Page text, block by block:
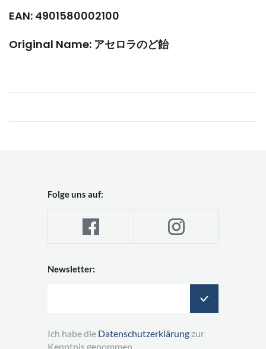
EAN: 4901580002100
Original Name: アセロラのど飴
Folge uns auf:
Newsletter:
Ich habe die Datenschutzerklärung zur
Kenntnis genommen.